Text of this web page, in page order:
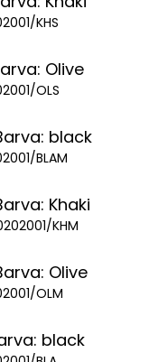
KHS
Olive
OLS
black
BLAM
Khaki
KHM
Olive
OLM
black